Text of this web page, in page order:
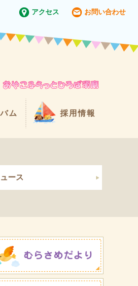
ム 採用情報
アクセス お問い合わせ
ース